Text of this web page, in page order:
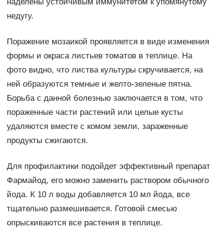
наделены устойчивым иммунитетом к упомянутому
недугу.
Поражение мозаикой проявляется в виде изменения
формы и окраса листьев томатов в теплице. На
фото видно, что листва культуры скручивается, на
ней образуются темные и желто-зеленые пятна.
Борьба с данной болезнью заключается в том, что
пораженные части растений или целые кусты
удаляются вместе с комом земли, зараженные
продукты сжигаются.
Для профилактики подойдет эффективный препарат
Фармайод, его можно заменить раствором обычного
йода. К 10 л воды добавляется 10 мл йода, все
тщательно размешивается. Готовой смесью
опрыскиваются все растения в теплице.